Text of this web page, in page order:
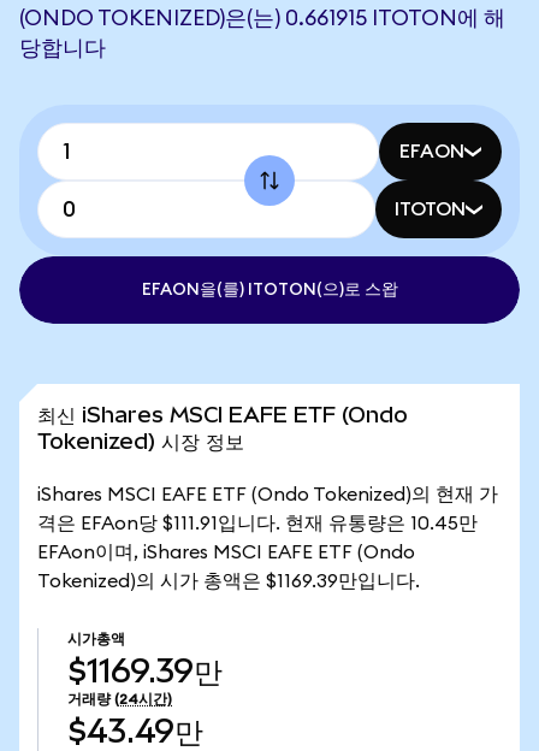
(ONDO TOKENIZED)은(는) 0.661915 ITOTON에 해
당합니다
EFAON
ITOTON
EFAON을(를) ITOTON(으)로 스왑
최신 iShares MSCI EAFE ETF (Ondo
Tokenized) 시장 정보
iShares MSCI EAFE ETF (Ondo Tokenized)의 현재 가
격은 EFAon당 $111.91입니다. 현재 유통량은 10.45만
EFAon이며, iShares MSCI EAFE ETF (Ondo
Tokenized)의 시가 총액은 $1169.39만입니다.
시가총액
$1169.39만
거래량 (24시간)
$43.49만